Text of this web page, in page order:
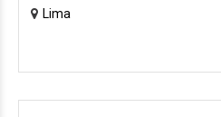
Lima